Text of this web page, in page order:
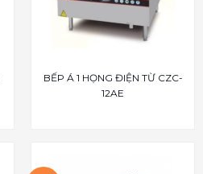
BẾP Á 1 HỌNG ĐIỆN TỪ CZC-
12AE